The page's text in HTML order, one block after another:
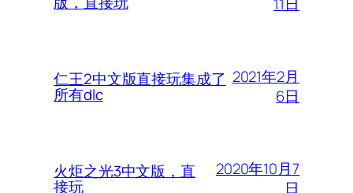
仁王2中文版直接玩集成了
所有dlc
2021年2月
6日
火炬之光3中文版，直
接玩
2020年10月7
日